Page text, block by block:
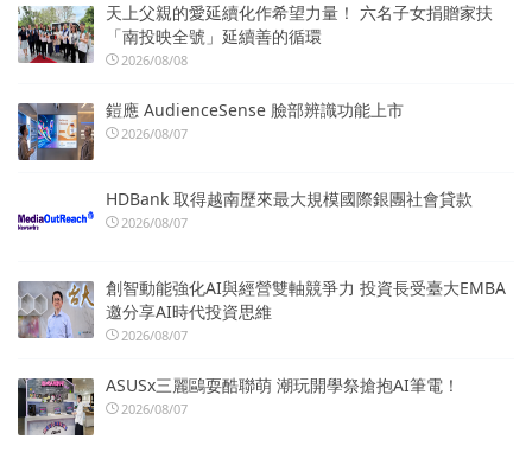
天上父親的愛延續化作希望力量！ 六名子女捐贈家扶
「南投映全號」延續善的循環
2026/08/08
鎧應 AudienceSense 臉部辨識功能上市
2026/08/07
HDBank 取得越南歷來最大規模國際銀團社會貸款
2026/08/07
創智動能強化AI與經營雙軸競爭力 投資長受臺大EMBA
邀分享AI時代投資思維
2026/08/07
ASUSx三麗鷗耍酷聯萌 潮玩開學祭搶抱AI筆電！
2026/08/07